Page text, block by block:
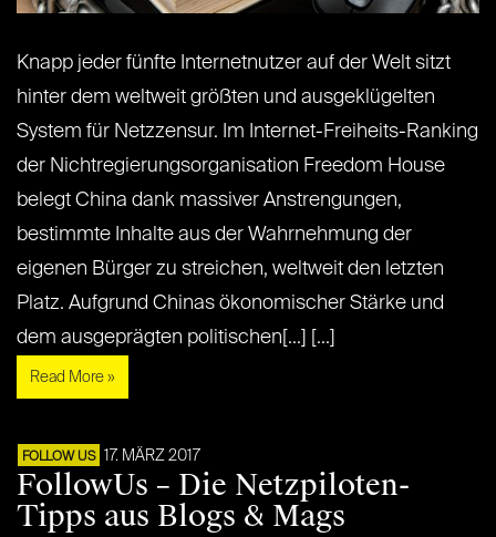
Knapp jeder fünfte Internetnutzer auf der Welt sitzt
hinter dem weltweit größten und ausgeklügelten
System für Netzzensur. Im Internet-Freiheits-Ranking
der Nichtregierungsorganisation Freedom House
belegt China dank massiver Anstrengungen,
bestimmte Inhalte aus der Wahrnehmung der
eigenen Bürger zu streichen, weltweit den letzten
Platz. Aufgrund Chinas ökonomischer Stärke und
dem ausgeprägten politischen[...] [...]
Read More »
FOLLOW US 17. MÄRZ 2017
FollowUs – Die Netzpiloten-
Tipps aus Blogs & Mags